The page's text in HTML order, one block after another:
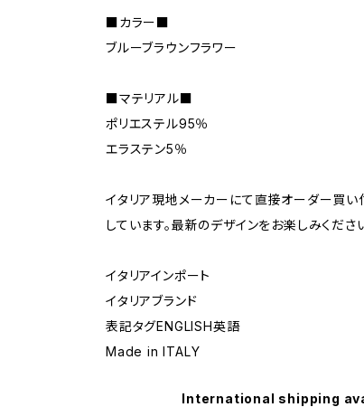
■カラー■
ブルーブラウンフラワー
■マテリアル■
ポリエステル95％
エラステン5％
イタリア現地メーカーにて直接オーダー買い
しています。最新のデザインをお楽しみくださ
イタリアインポート
イタリアブランド
表記タグENGLISH英語
Made in ITALY
International shipping